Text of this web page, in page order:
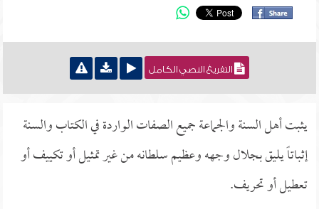
التفريغ النصي الكامل
يثبت أهل السنة والجماعة جميع الصفات الواردة في الكتاب والسنة
إثباتاً يليق بجلال وجهه وعظيم سلطانه من غير تمثيل أو تكييف أو
تعطيل أو تحريف.